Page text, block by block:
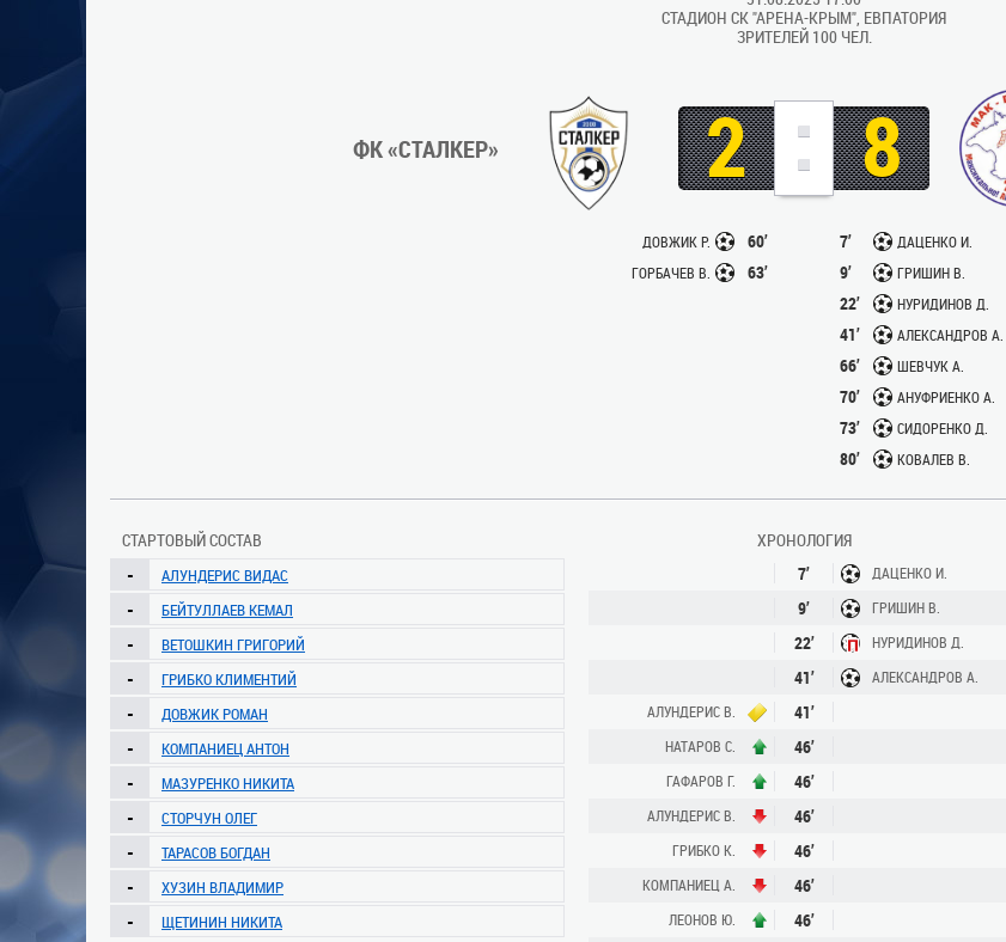
СТАДИОН СК "АРЕНА-КРЫМ", ЕВПАТОРИЯ
ЗРИТЕЛЕЙ 100 ЧЕЛ.
ФК «СТАЛКЕР» 2 : 8
ДОВЖИК Р. 60’
ГОРБАЧЕВ В. 63’
ДАЦЕНКО И.
7’
ГРИШИН В.
9’
НУРИДИНОВ Д.
22’
АЛЕКСАНДРОВ А.
41’
ШЕВЧУК А.
66’
АНУФРИЕНКО А.
70’
СИДОРЕНКО Д.
73’
КОВАЛЕВ В.
80’
СТАРТОВЫЙ СОСТАВ
- АЛУНДЕРИС ВИДАС
- БЕЙТУЛЛАЕВ КЕМАЛ
- ВЕТОШКИН ГРИГОРИЙ
- ГРИБКО КЛИМЕНТИЙ
- ДОВЖИК РОМАН
- КОМПАНИЕЦ АНТОН
- МАЗУРЕНКО НИКИТА
- СТОРЧУН ОЛЕГ
- ТАРАСОВ БОГДАН
- ХУЗИН ВЛАДИМИР
- ЩЕТИНИН НИКИТА
ХРОНОЛОГИЯ
7’
ДАЦЕНКО И.
9’ ГРИШИН В.
22’ НУРИДИНОВ Д.
41’
АЛЕКСАНДРОВ А.
АЛУНДЕРИС В.
41’
НАТАРОВ С. 46’
ГАФАРОВ Г. 46’
АЛУНДЕРИС В. 46’
ГРИБКО К. 46’
КОМПАНИЕЦ А. 46’
ЛЕОНОВ Ю.
46’